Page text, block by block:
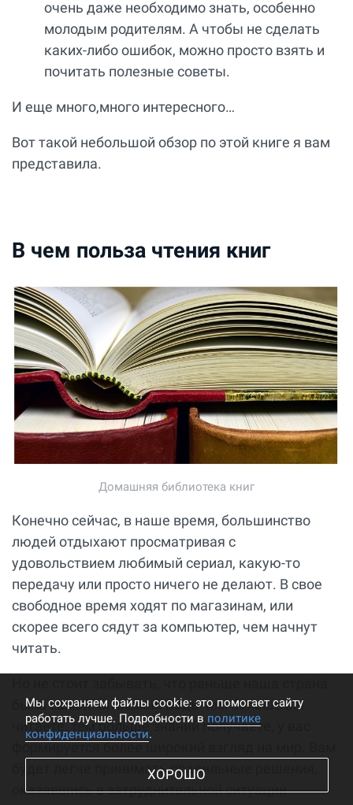
очень даже необходимо знать, особенно
молодым родителям. А чтобы не сделать
каких-либо ошибок, можно просто взять и
почитать полезные советы.
И еще много,много интересного…
Вот такой небольшой обзор по этой книге я вам
представила.
В чем польза чтения книг
Домашняя библиотека книг
Конечно сейчас, в наше время, большинство
людей отдыхают просматривая с
удовольствием любимый сериал, какую-то
передачу или просто ничего не делают. В свое
свободное время ходят по магазинам, или
скорее всего сядут за компьютер, чем начнут
читать.
была самой читаемой! Ведь чем больше вы
читаете, тем больше знаний получаете, у вас
формируется более широкий взгляд на мир. Вам
будет легче принимать правильные решения,
оказавшись в затруднительной ситуации.
Мы cохраняем файлы cookie: это помогает сайту
работать лучше. Подробности в политике
конфиденциальности.
ХОРОШО